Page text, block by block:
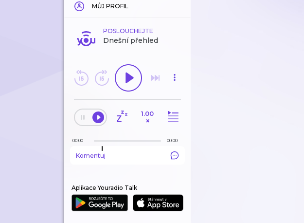
MŮJ PROFIL
POSLOUCHEJTE
Dnešní přehled
1.00
×
00:00 00:00
Komentuj
Aplikace Youradio Talk